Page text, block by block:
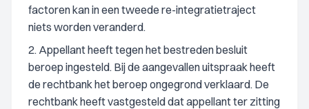
factoren kan in een tweede re-integratietraject
niets worden veranderd.
2. Appellant heeft tegen het bestreden besluit
beroep ingesteld. Bij de aangevallen uitspraak heeft
de rechtbank het beroep ongegrond verklaard. De
rechtbank heeft vastgesteld dat appellant ter zitting